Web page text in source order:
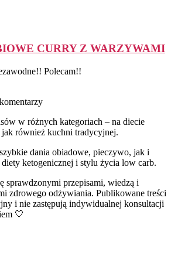
CURRY Z WARZYWAMI
Polecam!!
w różnych kategoriach – na diecie
również kuchni tradycyjnej.
dania obiadowe, pieczywo, jak i
diety ketogenicznej i stylu życia low carb.
sprawdzonymi przepisami, wiedzą i
zdrowego odżywiania. Publikowane treści
i nie zastępują indywidualnej konsultacji
🤍